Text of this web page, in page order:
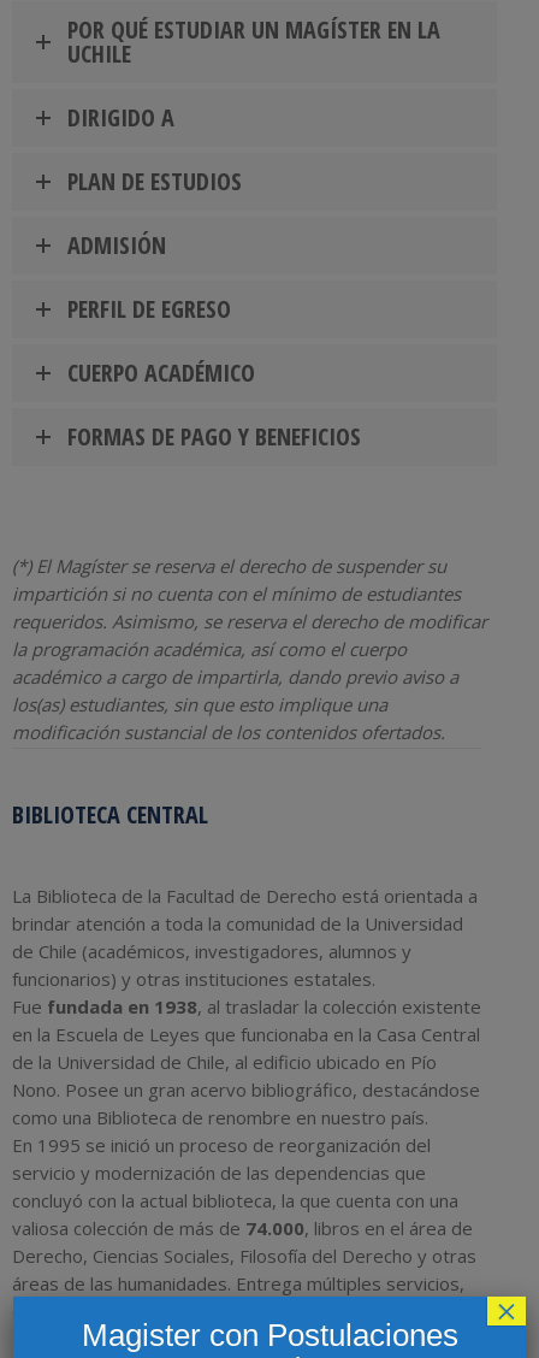
POR QUÉ ESTUDIAR UN MAGÍSTER EN LA
UCHILE
DIRIGIDO A
PLAN DE ESTUDIOS
ADMISIÓN
PERFIL DE EGRESO
CUERPO ACADÉMICO
FORMAS DE PAGO Y BENEFICIOS
(*) El Magíster se reserva el derecho de suspender su
impartición si no cuenta con el mínimo de estudiantes
requeridos. Asimismo, se reserva el derecho de modificar
la programación académica, así como el cuerpo
académico a cargo de impartirla, dando previo aviso a
los(as) estudiantes, sin que esto implique una
modificación sustancial de los contenidos ofertados.
BIBLIOTECA CENTRAL
La Biblioteca de la Facultad de Derecho está orientada a
brindar atención a toda la comunidad de la Universidad
de Chile (académicos, investigadores, alumnos y
funcionarios) y otras instituciones estatales.
Fue fundada en 1938, al trasladar la colección existente
en la Escuela de Leyes que funcionaba en la Casa Central
de la Universidad de Chile, al edificio ubicado en Pío
Nono. Posee un gran acervo bibliográfico, destacándose
como una Biblioteca de renombre en nuestro país.
En 1995 se inició un proceso de reorganización del
servicio y modernización de las dependencias que
concluyó con la actual biblioteca, la que cuenta con una
valiosa colección de más de 74.000, libros en el área de
Derecho, Ciencias Sociales, Filosofía del Derecho y otras
áreas de las humanidades. Entrega múltiples servicios,
Biblioteca Digital, Repositorios Académicos entre otros.
Magister con Postulaciones
×